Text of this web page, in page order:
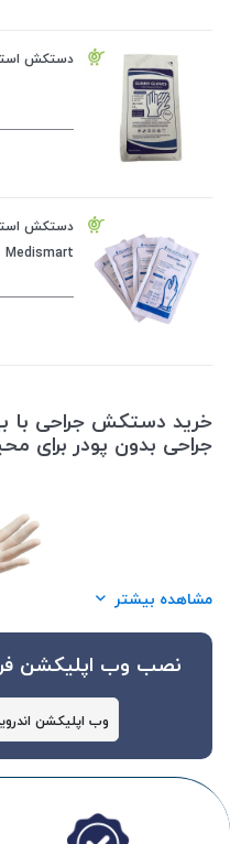
دستکش
دستکش
Medismart
خرید دستکش جراحی
جراحی بدون پودر برای
دستکش‌های جراحی یکی از
فرآیندهای پزشکی حساس برای حفاظت
مشاهده بیشتر
نصب وب اپلیکشن
وب اپلیکشن